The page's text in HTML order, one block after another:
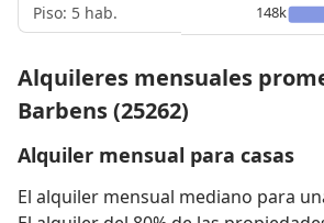
Piso: 5 hab.
148k
Alquileres mensuales
Barbens (25262)
Alquiler mensual para casas
El alquiler mensual mediano para